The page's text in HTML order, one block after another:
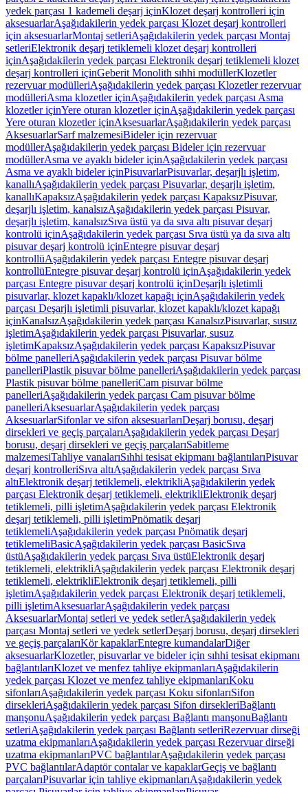
yedek parçası 1 kademeli deşarj içinKlozet deşarj kontrolleri için
aksesuarlarAşağıdakilerin yedek parçası Klozet deşarj kontrolleri
için aksesuarlarMontaj setleriAşağıdakilerin yedek parçası Montaj
setleriElektronik deşarj tetiklemeli klozet deşarj kontrolleri
içinAşağıdakilerin yedek parçası Elektronik deşarj tetiklemeli klozet
deşarj kontrolleri içinGeberit Monolith sıhhi modüllerKlozetler
rezervuar modülleriAşağıdakilerin yedek parçası Klozetler rezervuar
modülleriAsma klozetler içinAşağıdakilerin yedek parçası Asma
klozetler içinYere oturan klozetler içinAşağıdakilerin yedek parçası
Yere oturan klozetler içinAksesuarlarAşağıdakilerin yedek parçası
AksesuarlarSarf malzemesiBideler için rezervuar
modüllerAşağıdakilerin yedek parçası Bideler için rezervuar
modüllerAsma ve ayaklı bideler içinAşağıdakilerin yedek parçası
Asma ve ayaklı bideler içinPisuvarlarPisuvarlar, deşarjlı işletim,
kanallıAşağıdakilerin yedek parçası Pisuvarlar, deşarjlı işletim,
kanallıKapaksızAşağıdakilerin yedek parçası KapaksızPisuvar,
deşarjlı işletim, kanalsızAşağıdakilerin yedek parçası Pisuvar,
deşarjlı işletim, kanalsızSıva üstü ya da sıva altı pisuvar deşarj
kontrolü içinAşağıdakilerin yedek parçası Sıva üstü ya da sıva altı
pisuvar deşarj kontrolü içinEntegre pisuvar deşarj
kontrollüAşağıdakilerin yedek parçası Entegre pisuvar deşarj
kontrollüEntegre pisuvar deşarj kontrolü içinAşağıdakilerin yedek
parçası Entegre pisuvar deşarj kontrolü içinDeşarjlı işletimli
pisuvarlar, klozet kapaklı/klozet kapağı içinAşağıdakilerin yedek
parçası Deşarjlı işletimli pisuvarlar, klozet kapaklı/klozet kapağı
içinKanalsızAşağıdakilerin yedek parçası KanalsızPisuvarlar, susuz
işletimAşağıdakilerin yedek parçası Pisuvarlar, susuz
işletimKapaksızAşağıdakilerin yedek parçası KapaksızPisuvar
bölme panelleriAşağıdakilerin yedek parçası Pisuvar bölme
panelleriPlastik pisuvar bölme panelleriAşağıdakilerin yedek parçası
Plastik pisuvar bölme panelleriCam pisuvar bölme
panelleriAşağıdakilerin yedek parçası Cam pisuvar bölme
panelleriAksesuarlarAşağıdakilerin yedek parçası
AksesuarlarSifonlar ve sifon aksesuarlarıDeşarj borusu, deşarj
dirsekleri ve geçiş parçalarıAşağıdakilerin yedek parçası Deşarj
borusu, deşarj dirsekleri ve geçiş parçalarıSabitleme
malzemesiTahliye vanalarıSıhhi tesisat ekipmanı bağlantılarıPisuvar
deşarj kontrolleriSıva altıAşağıdakilerin yedek parçası Sıva
altıElektronik deşarj tetiklemeli, elektrikliAşağıdakilerin yedek
parçası Elektronik deşarj tetiklemeli, elektrikliElektronik deşarj
tetiklemeli, pilli işletimAşağıdakilerin yedek parçası Elektronik
deşarj tetiklemeli, pilli işletimPnömatik deşarj
tetiklemeliAşağıdakilerin yedek parçası Pnömatik deşarj
tetiklemeliBasicAşağıdakilerin yedek parçası BasicSıva
üstüAşağıdakilerin yedek parçası Sıva üstüElektronik deşarj
tetiklemeli, elektrikliAşağıdakilerin yedek parçası Elektronik deşarj
tetiklemeli, elektrikliElektronik deşarj tetiklemeli, pilli
işletimAşağıdakilerin yedek parçası Elektronik deşarj tetiklemeli,
pilli işletimAksesuarlarAşağıdakilerin yedek parçası
AksesuarlarMontaj setleri ve yedek setlerAşağıdakilerin yedek
parçası Montaj setleri ve yedek setlerDeşarj borusu, deşarj dirsekleri
ve geçiş parçalarıKör kapaklarEntegre kumandalarDiğer
aksesuarlarKlozetler, pisuvarlar ve bideler için sıhhi tesisat ekipmanı
bağlantılarıKlozet ve menfez tahliye ekipmanlarıAşağıdakilerin
yedek parçası Klozet ve menfez tahliye ekipmanlarıKoku
sifonlarıAşağıdakilerin yedek parçası Koku sifonlarıSifon
dirsekleriAşağıdakilerin yedek parçası Sifon dirsekleriBağlantı
manşonuAşağıdakilerin yedek parçası Bağlantı manşonuBağlantı
setleriAşağıdakilerin yedek parçası Bağlantı setleriRezervuar dirseği
uzatma ekipmanlarıAşağıdakilerin yedek parçası Rezervuar dirseği
uzatma ekipmanlarıPVC bağlantılarAşağıdakilerin yedek parçası
PVC bağlantılarAdaptör contalar ve kapaklarGeçiş ve bağlantı
parçalarıPisuvarlar için tahliye ekipmanlarıAşağıdakilerin yedek